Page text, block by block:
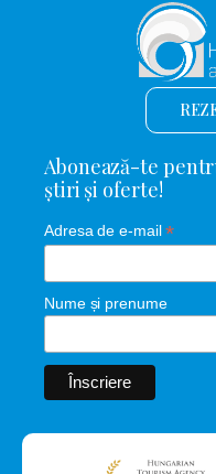
Abonează-te
știri și oferte!
Adresa de e-mail*
Nume și prenume